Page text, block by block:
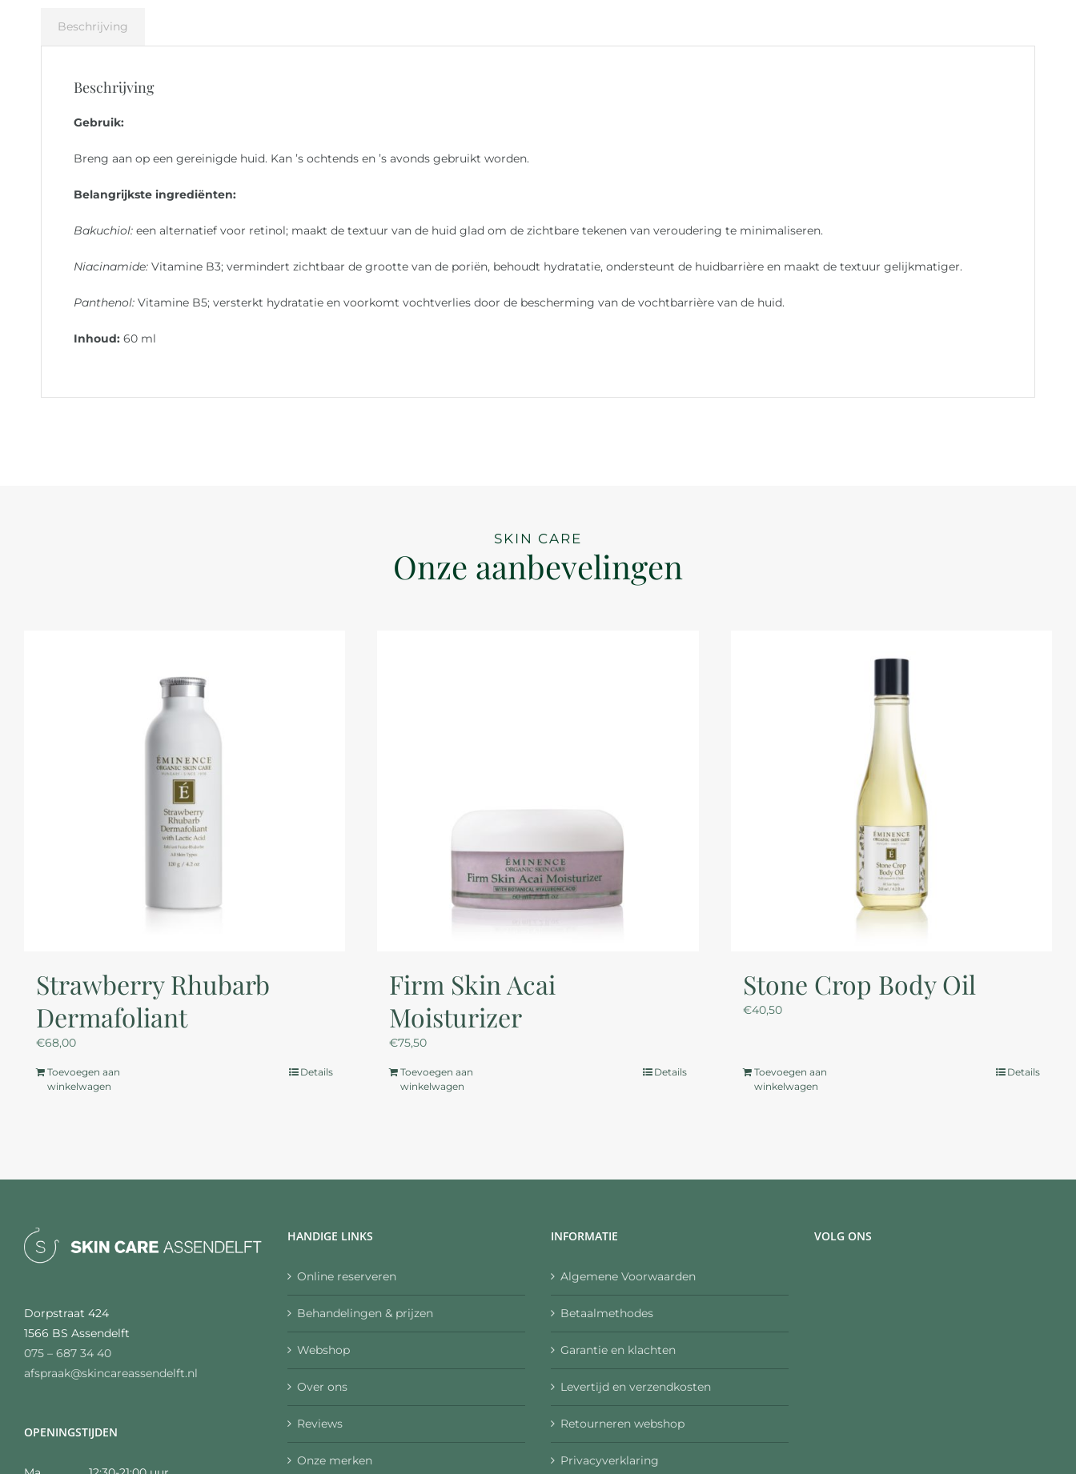
Beschrijving
Beschrijving
Gebruik:
Breng aan op een gereinigde huid. Kan ’s ochtends en ’s avonds gebruikt worden.
Belangrijkste ingrediënten:
Bakuchiol: een alternatief voor retinol; maakt de textuur van de huid glad om de zichtbare tekenen van veroudering te minimaliseren.
Niacinamide: Vitamine B3; vermindert zichtbaar de grootte van de poriën, behoudt hydratatie, ondersteunt de huidbarrière en maakt de textuur gelijkmatiger.
Panthenol: Vitamine B5; versterkt hydratatie en voorkomt vochtverlies door de bescherming van de vochtbarrière van de huid.
Inhoud:60 ml
SKIN CARE
Onze aanbevelingen
Strawberry Rhubarb
Dermafoliant
€68,00
Toevoegen aan
winkelwagen
Details
Firm Skin Acai
Moisturizer
€75,50
Toevoegen aan
winkelwagen
Details
Stone Crop Body Oil
€40,50
Toevoegen aan
winkelwagen
Details
Dorpstraat 424
1566 BS Assendelft
075 – 687 34 40
afspraak@skincareassendelft.nl
OPENINGSTIJDEN
HANDIGE LINKS
Online reserveren
Behandelingen & prijzen
Webshop
Over ons
Reviews
Onze merken
INFORMATIE
Algemene Voorwaarden
Betaalmethodes
Garantie en klachten
Levertijd en verzendkosten
Retourneren webshop
Privacyverklaring
VOLG ONS